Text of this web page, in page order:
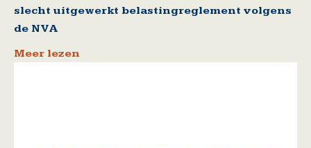
slecht uitgewerkt belastingreglement volgens
de NVA
Meer lezen